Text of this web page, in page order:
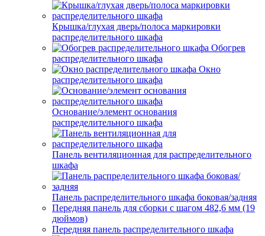
Крышка/глухая дверь/полоса маркировки
распределительного шкафа
Обогрев
распределительного шкафа
Окно
распределительного шкафа
Основание/элемент основания
распределительного шкафа
Панель вентиляционная для распределительного
шкафа
Панель распределительного шкафа боковая/задняя
Передняя панель для сборки с шагом 482,6 мм (19
дюймов)
Передняя панель распределительного шкафа